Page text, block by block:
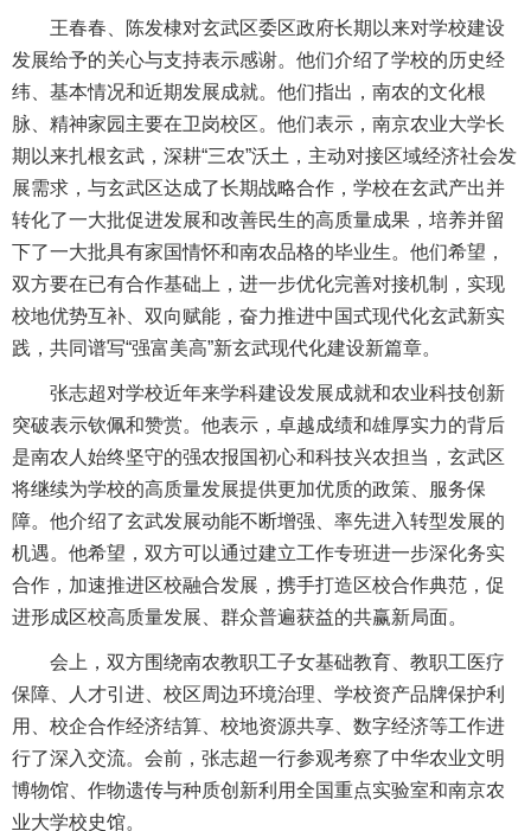
王春春、陈发棣对玄武区委区政府长期以来对学校建设
发展给予的关心与支持表示感谢。他们介绍了学校的历史经
纬、基本情况和近期发展成就。他们指出，南农的文化根
脉、精神家园主要在卫岗校区。他们表示，南京农业大学长
期以来扎根玄武，深耕“三农”沃土，主动对接区域经济社会发
展需求，与玄武区达成了长期战略合作，学校在玄武产出并
转化了一大批促进发展和改善民生的高质量成果，培养并留
下了一大批具有家国情怀和南农品格的毕业生。他们希望，
双方要在已有合作基础上，进一步优化完善对接机制，实现
校地优势互补、双向赋能，奋力推进中国式现代化玄武新实
践，共同谱写“强富美高”新玄武现代化建设新篇章。
张志超对学校近年来学科建设发展成就和农业科技创新
突破表示钦佩和赞赏。他表示，卓越成绩和雄厚实力的背后
是南农人始终坚守的强农报国初心和科技兴农担当，玄武区
将继续为学校的高质量发展提供更加优质的政策、服务保
障。他介绍了玄武发展动能不断增强、率先进入转型发展的
机遇。他希望，双方可以通过建立工作专班进一步深化务实
合作，加速推进区校融合发展，携手打造区校合作典范，促
进形成区校高质量发展、群众普遍获益的共赢新局面。
会上，双方围绕南农教职工子女基础教育、教职工医疗
保障、人才引进、校区周边环境治理、学校资产品牌保护利
用、校企合作经济结算、校地资源共享、数字经济等工作进
行了深入交流。会前，张志超一行参观考察了中华农业文明
博物馆、作物遗传与种质创新利用全国重点实验室和南京农
业大学校史馆。